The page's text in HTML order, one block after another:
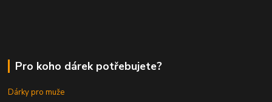
Pro koho dárek potřebujete?
Dárky pro muže